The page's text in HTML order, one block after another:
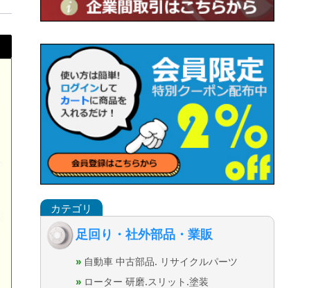
足回り・社外部品・業販
自動車 中古部品. リサイクルパーツ
ローター 研磨.スリット.塗装